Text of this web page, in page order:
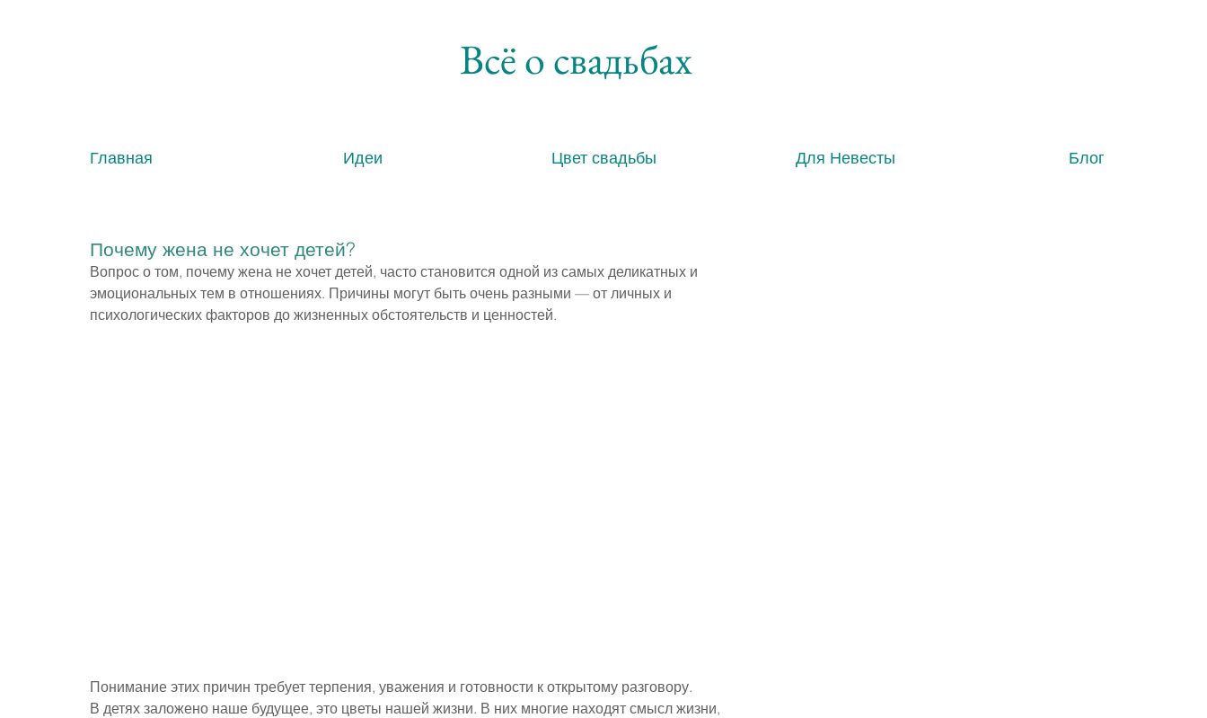
Всё о свадьбах
Главная Идеи Цвет свадьбы Для Невесты Блог
Почему жена не хочет детей?
Вопрос о том, почему жена не хочет детей, часто становится одной из самых деликатных и
эмоциональных тем в отношениях. Причины могут быть очень разными — от личных и
психологических факторов до жизненных обстоятельств и ценностей.
Понимание этих причин требует терпения, уважения и готовности к открытому разговору.
В детях заложено наше будущее, это цветы нашей жизни. В них многие находят смысл жизни,